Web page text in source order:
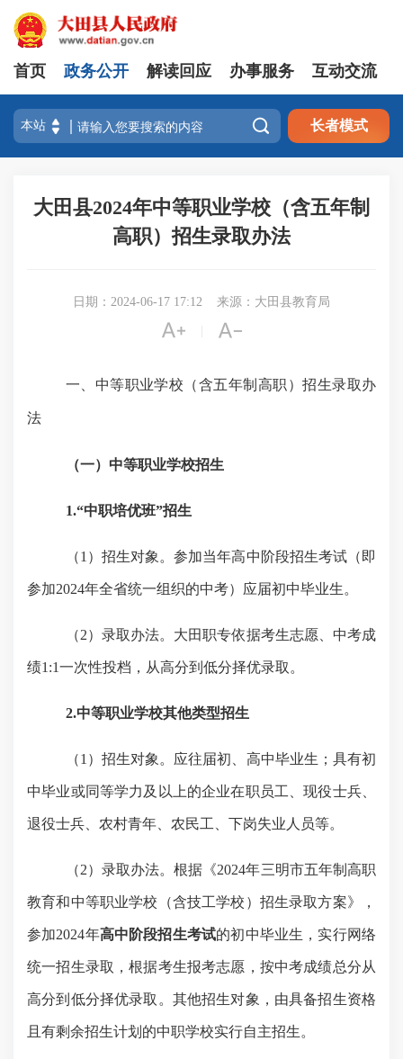
首页 政务公开 解读回应 办事服务 互动交流
 长者模式
大田县2024年中等职业学校（含五年制
高职）招生录取办法
日期：2024-06-17 17:12 来源：大田县教育局
 
一、中等职业学校（含五年制高职）招生录取办
法
（一）中等职业学校招生
1.“中职培优班”招生
（1）招生对象。参加当年高中阶段招生考试（即
参加2024年全省统一组织的中考）应届初中毕业生。
（2）录取办法。 大田职专依据考生志愿、中考成
绩1:1一次性投档，从高分到低分择优录取。
2.中等职业学校其他类型招生
（1）招生对象。 应往届初、高中毕业生；具有初
中毕业或同等学力及以上的企业在职员工、现役士兵、
退役士兵、农村青年、农民工、下岗失业人员等。
（2）录取办法。根据《2024年三明市五年制高职
教育和中等职业学校（含技工学校）招生录取方案》，
参加2024年高中阶段招生考试的初中毕业生，实行网络
统一招生录取，根据考生报考志愿，按中考成绩总分从
高分到低分择优录取。其他招生对象，由具备招生资格
且有剩余招生计划的中职学校实行自主招生。